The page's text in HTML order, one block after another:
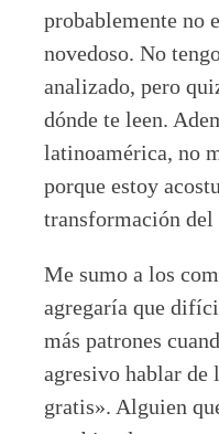
probablemente no
novedoso. No
analizado, pero
dónde te leen.
latinoamérica, no
porque estoy
transformación del
Me sumo a los
agregaría que
más patrones
agresivo hablar de
gratis». Alguien